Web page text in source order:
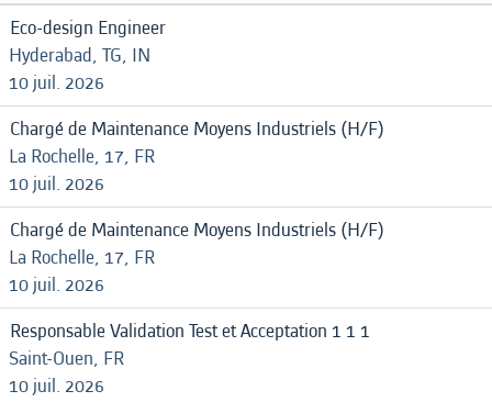
Eco-design Engineer
Hyderabad, TG, IN
10 juil. 2026
Chargé de Maintenance Moyens Industriels (H/F)
La Rochelle, 17, FR
10 juil. 2026
Chargé de Maintenance Moyens Industriels (H/F)
La Rochelle, 17, FR
10 juil. 2026
Responsable Validation Test et Acceptation 1 1 1
Saint-Ouen, FR
10 juil. 2026